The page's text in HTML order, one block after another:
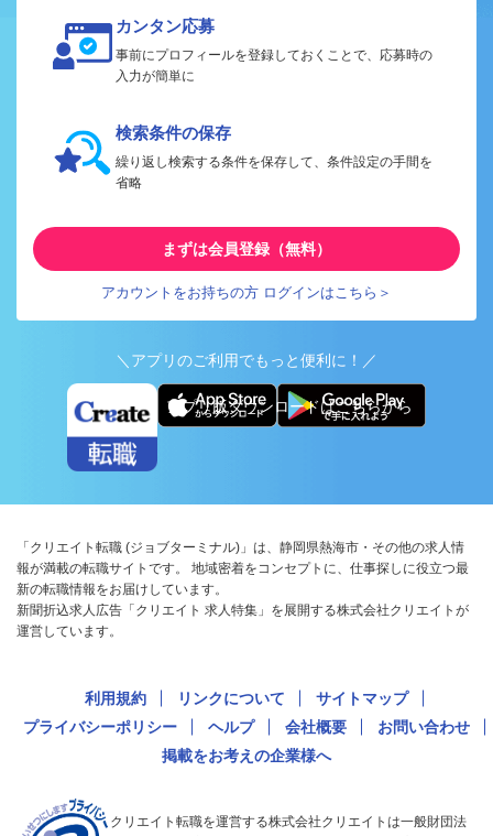
カンタン応募
事前にプロフィールを登録しておくことで、応募時の
入力が簡単に
検索条件の保存
繰り返し検索する条件を保存して、条件設定の手間を
省略
まずは会員登録（無料）
アカウントをお持ちの方 ログインはこちら＞
＼アプリのご利用でもっと便利に！／
アプリ版ダウンロードはこちらから
「クリエイト転職 (ジョブターミナル)」は、静岡県熱海市・その他の求人情
報が満載の転職サイトです。 地域密着をコンセプトに、仕事探しに役立つ最
新の転職情報をお届けしています。
新聞折込求人広告「クリエイト 求人特集」を展開する株式会社クリエイトが
運営しています。
利用規約 リンクについて
サイトマップ
プライバシーポリシー
ヘルプ 会社概要
お問い合わせ
掲載をお考えの企業様へ
クリエイト転職を運営する株式会社クリエイトは一般財団法